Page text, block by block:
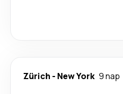
Zürich - New York 9 nap